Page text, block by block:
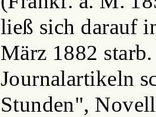
ließ sich darauf
März 1882
Journalartikeln
Stunden",